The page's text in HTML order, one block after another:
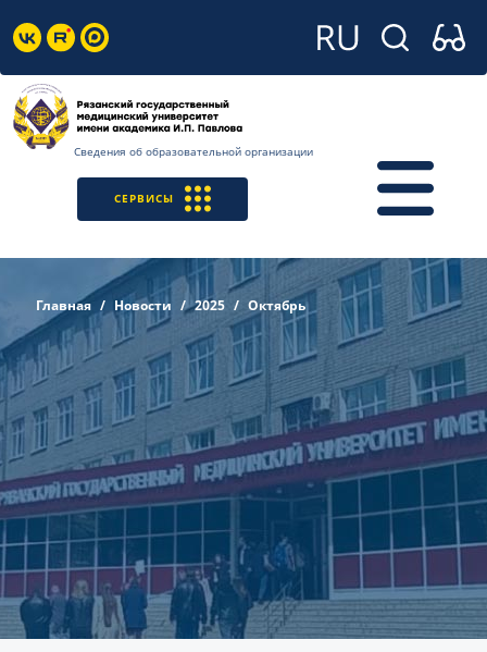
Сведения об образовательной организации
СЕРВИСЫ
Главная Новости 2025 Октябрь